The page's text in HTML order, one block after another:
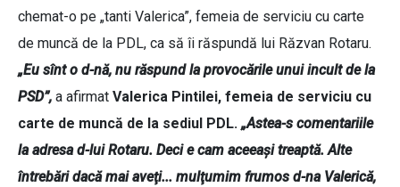
chemat-o pe „tanti Valerica”, femeia de serviciu cu carte
de muncă de la PDL, ca să îi răspundă lui Răzvan Rotaru.
„Eu sînt o d-nă, nu răspund la provocările unui incult de la
PSD”, a afirmat Valerica Pintilei, femeia de serviciu cu
carte de muncă de la sediul PDL. „Astea-s comentariile
la adresa d-lui Rotaru. Deci e cam aceeaşi treaptă. Alte
întrebări dacă mai aveţi... mulţumim frumos d-na Valerică,